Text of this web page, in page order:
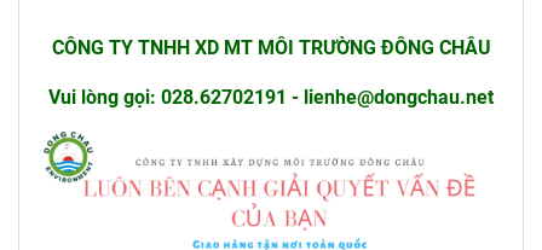
CÔNG TY TNHH XD MT MÔI TRƯỜNG ĐÔNG CHÂU
Vui lòng gọi: 028.62702191 - lienhe@dongchau.net